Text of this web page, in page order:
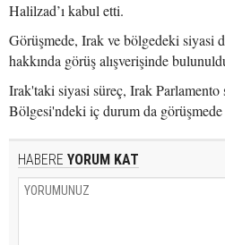
Halilzad’ı kabul etti.
Görüşmede, Irak ve bölgedeki siyasi
hakkında görüş alışverişinde
Irak'taki siyasi süreç, Irak
Bölgesi'ndeki iç durum da
HABERE YORUM KAT